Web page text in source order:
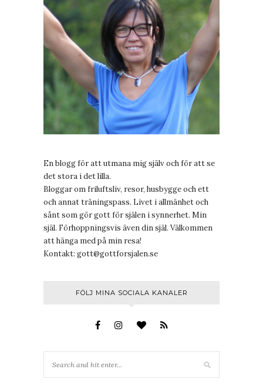
En blogg för att utmana mig själv och för att se
det stora i det lilla.
Bloggar om friluftsliv, resor, husbygge och ett
och annat träningspass. Livet i allmänhet och
sånt som gör gott för själen i synnerhet. Min
själ. Förhoppningsvis även din själ. Välkommen
att hänga med på min resa!
Kontakt: gott@gottforsjalen.se
FÖLJ MINA SOCIALA KANALER